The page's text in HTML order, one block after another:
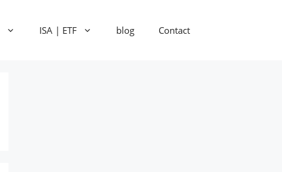
ISA | ETF blog Contact